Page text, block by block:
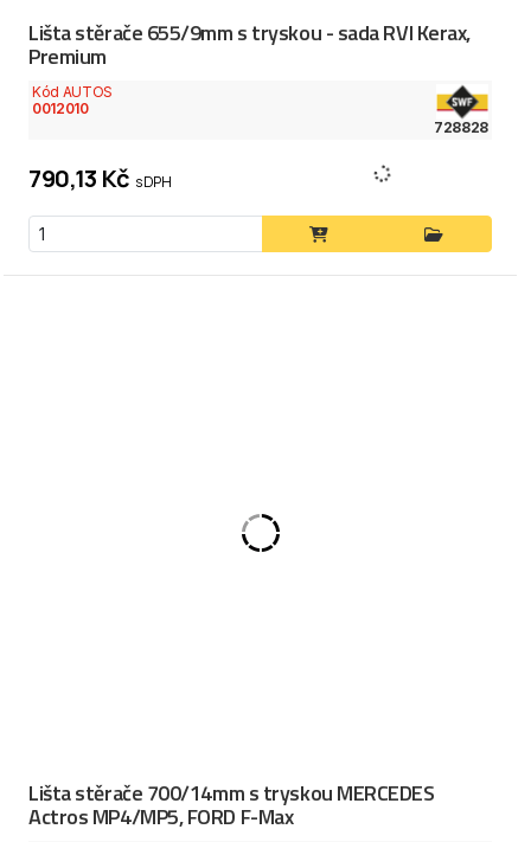
Lišta stěrače 655/9mm s tryskou - sada RVI Kerax,
Premium
Kód AUTOS
0012010
728828
790,13 Kč s DPH
Lišta stěrače 700/14mm s tryskou MERCEDES
Actros MP4/MP5, FORD F-Max